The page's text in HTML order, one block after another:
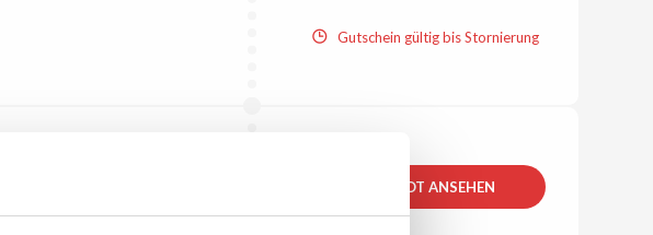
Gutschein gültig bis Stornierung
ANGEBOT ANSEHEN